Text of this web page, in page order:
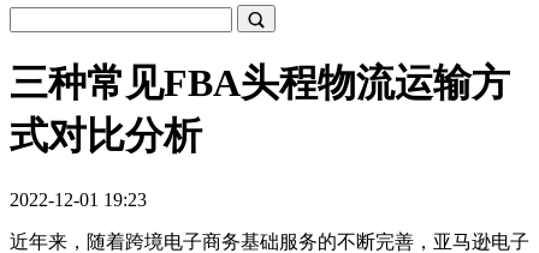
三种常见FBA头程物流运输方
式对比分析
2022-12-01 19:23
近年来，随着跨境电子商务基础服务的不断完善，亚马逊电子